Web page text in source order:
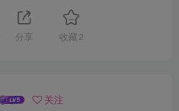
分享 收藏 2
关注